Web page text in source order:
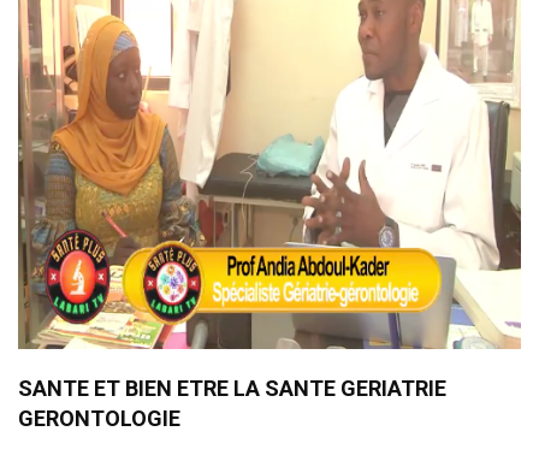
SANTE ET BIEN ETRE LA SANTE GERIATRIE
GERONTOLOGIE